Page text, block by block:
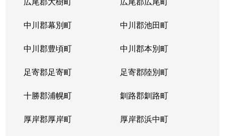
中川郡幕別町 中川郡池田町
中川郡豊頃町 中川郡本別町
足寄郡足寄町 足寄郡陸別町
十勝郡浦幌町 釧路郡釧路町
厚岸郡厚岸町 厚岸郡浜中町